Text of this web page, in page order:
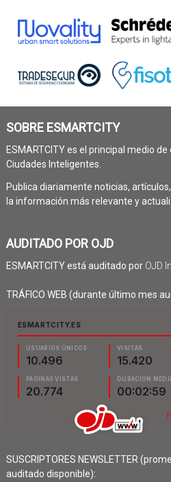
SOBRE ESMARTCITY
ESMARTCITY es el principal medio
Ciudades Inteligentes.
Publica diariamente noticias,
la información más relevante y
AUDITADO POR OJD
ESMARTCITY está auditado por OJD
TRÁFICO WEB (durante último mes
SUSCRIPTORES NEWSLETTER
auditado disponible):